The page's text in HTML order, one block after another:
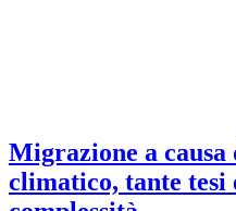
Migrazione a causa
climatico, tante tesi